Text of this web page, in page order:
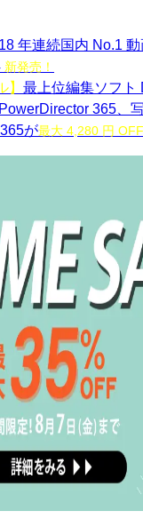
18 年連続国内 No.1 動
新発売！
】 最上位編集ソフト
365、
が最大 4,280 円 OFF